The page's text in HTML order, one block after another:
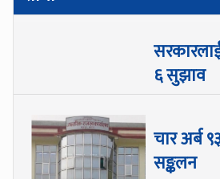
६ सुझाव
चार अर्ब
सङ्कलन